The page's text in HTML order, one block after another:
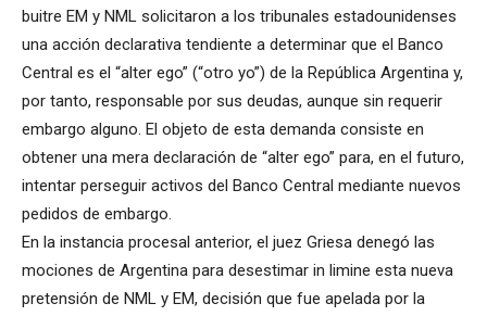
buitre EM y NML solicitaron a los tribunales estadounidenses
una acción declarativa tendiente a determinar que el Banco
Central es el “alter ego” (“otro yo”) de la República Argentina y,
por tanto, responsable por sus deudas, aunque sin requerir
embargo alguno. El objeto de esta demanda consiste en
obtener una mera declaración de “alter ego” para, en el futuro,
intentar perseguir activos del Banco Central mediante nuevos
pedidos de embargo.
En la instancia procesal anterior, el juez Griesa denegó las
mociones de Argentina para desestimar in limine esta nueva
pretensión de NML y EM, decisión que fue apelada por la